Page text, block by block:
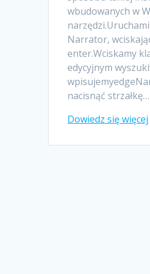
wbudowanych w
Narrator,
enter.Wciskamy
edycyjnym
nacisnąć strzałkę…
Dowiedz się więcej